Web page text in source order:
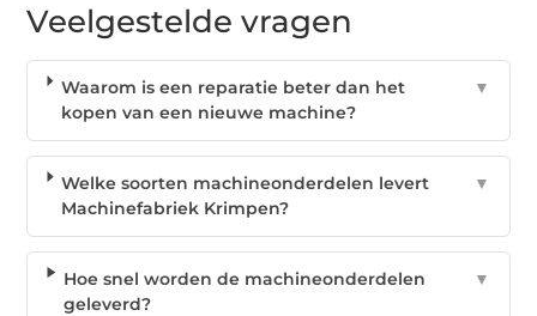
Veelgestelde vragen
Waarom is een reparatie beter dan het
kopen van een nieuwe machine?
▼
Welke soorten machineonderdelen levert
Machinefabriek Krimpen?
▼
Hoe snel worden de machineonderdelen
geleverd?
▼